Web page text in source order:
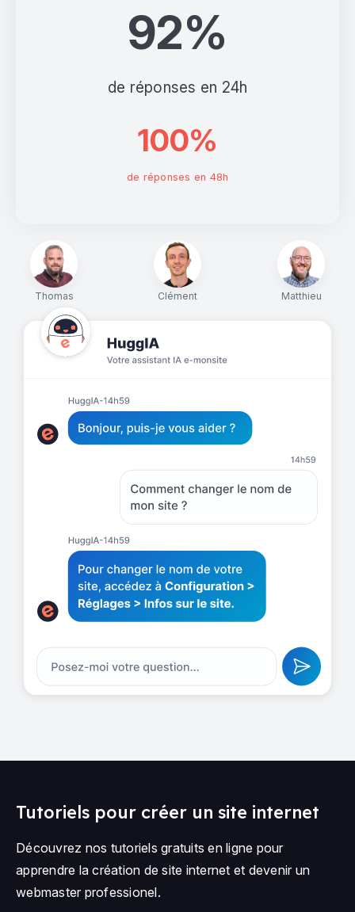
Thomas Clément Matthieu
92%
de réponses en 24h
100%
de réponses en 48h
Tutoriels pour créer un site internet
Découvrez nos tutoriels gratuits en ligne pour
apprendre la création de site internet et devenir un
webmaster professionel.